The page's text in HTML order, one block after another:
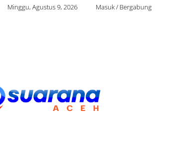
Minggu, Agustus 9, 2026 Masuk / Bergabung